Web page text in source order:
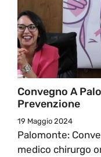
Convegno A
Prevenzione
19 Maggio 2024
Palomonte:
medico chirurgo